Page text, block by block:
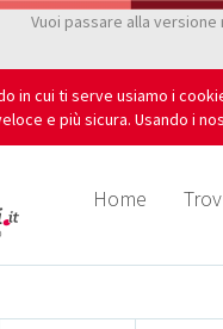
Vuoi passare alla
in cui ti serve usiamo i
e più sicura. Usando i
Home